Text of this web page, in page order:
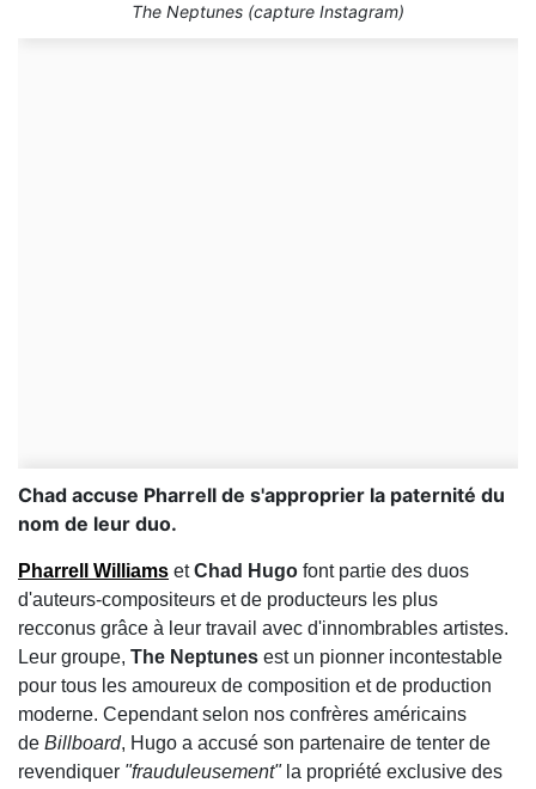
The Neptunes (capture Instagram)
Chad accuse Pharrell de s'approprier la paternité du
nom de leur duo.
Pharrell Williams etChad Hugo font partie des duos
d'auteurs-compositeurs et de producteurs les plus
recconus grâce à leur travail avec d'innombrables artistes.
Leur groupe, The Neptunes est un pionner incontestable
pour tous les amoureux de composition et de production
moderne. Cependant selon nos confrères américains
de Billboard, Hugo a accusé son partenaire de tenter de
revendiquer "frauduleusement"la propriété exclusive des